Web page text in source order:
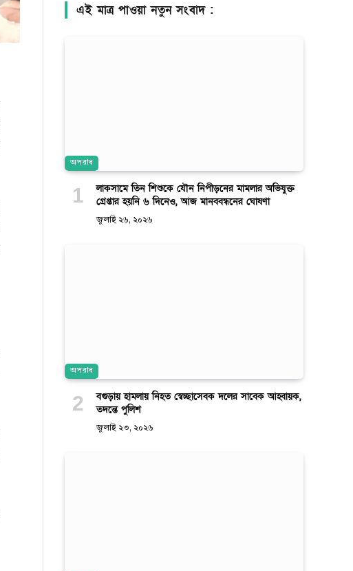
এই মাত্র পাওয়া নতুন সংবাদ :
অপরাধ
লাকসামে তিন শিশুকে যৌন নিপীড়নের মামলার অভিযুক্ত
গ্রেপ্তার হয়নি ৬ দিনেও, আজ মানববন্ধনের ঘোষণা
জুলাই ২৬, ২০২৬
অপরাধ
বগুড়ায় হামলায় নিহত স্বেচ্ছাসেবক দলের সাবেক আহ্বায়ক,
তদন্তে পুলিশ
জুলাই ২৩, ২০২৬